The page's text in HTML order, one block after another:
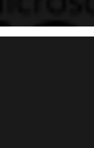
SQL Server
privilégios a